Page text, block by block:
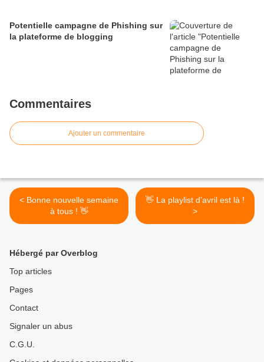
Potentielle campagne de Phishing sur
la plateforme de blogging
Commentaires
Ajouter un commentaire
< Bonne nouvelle semaine
à tous ! 👋
👋 La playlist d’avril est là !
>
Hébergé par Overblog
Top articles
Pages
Contact
Signaler un abus
C.G.U.